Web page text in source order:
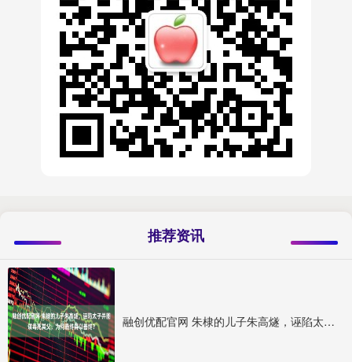
推荐资讯
融创优配官网 朱棣的儿子朱高燧，诬陷太子并图谋毒死其父，为何最终得以善终？